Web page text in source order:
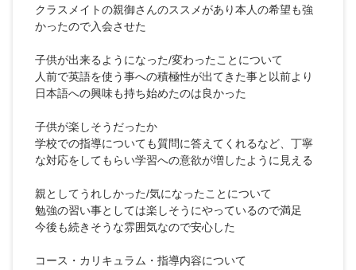
クラスメイトの親御さんのススメがあり本人の希望も強
かったので入会させた
子供が出来るようになった/変わったことについて
人前で英語を使う事への積極性が出てきた事と以前より
日本語への興味も持ち始めたのは良かった
子供が楽しそうだったか
学校での指導についても質問に答えてくれるなど、丁寧
な対応をしてもらい学習への意欲が増したように見える
親としてうれしかった/気になったことについて
勉強の習い事としては楽しそうにやっているので満足
今後も続きそうな雰囲気なので安心した
コース・カリキュラム・指導内容について